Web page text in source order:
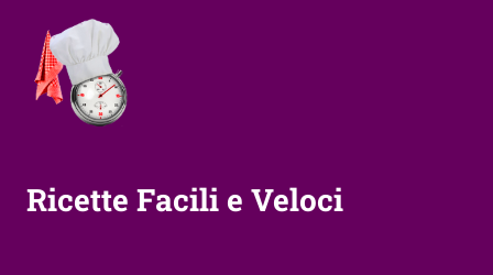
contenuto
Ricette Facili e Veloci